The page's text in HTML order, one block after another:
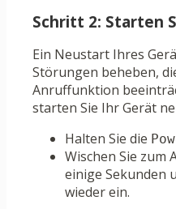
Schritt 2: Starten
Ein Neustart Ihres
Störungen beheben,
Anruffunktion
starten Sie Ihr Gerät
Halten Sie die
Wischen Sie zum
einige Sekunden
wieder ein.